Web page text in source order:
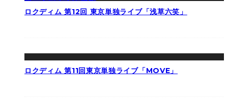
ロクディム 第12回 東京単独ライブ「浅草六笑」
ロクディム 第11回東京単独ライブ「MOVE」